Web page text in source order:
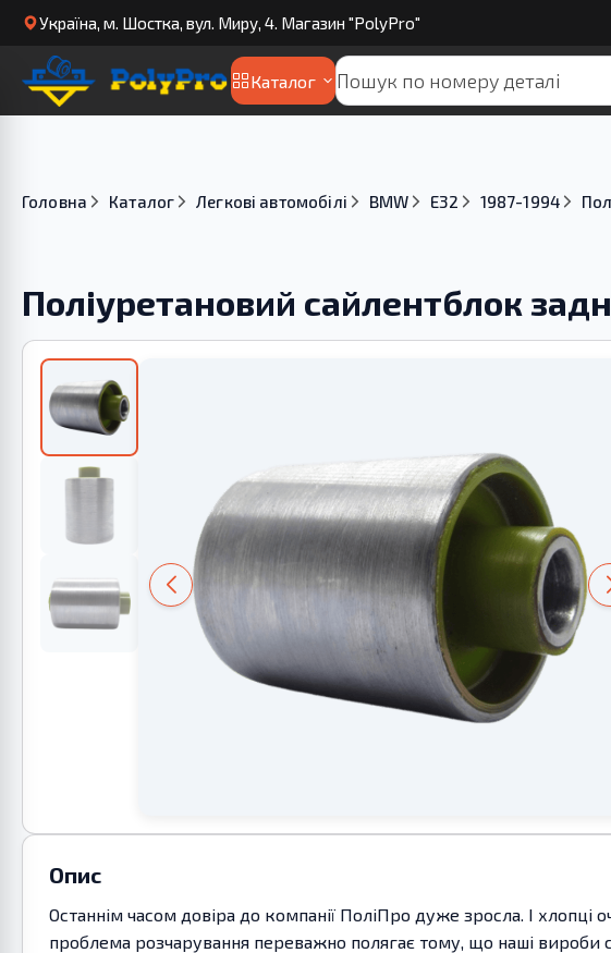
Українa, м. Шостка, вул. Миру, 4. Магазин "PolyPro"
Каталог
Головна Каталог Легкові автомобілі BMW E32 1987-1994
Поліуретановий сайлентблок
Опис
Останнім часом довіра до компанії ПоліПро дуже зросла. І хлопці
проблема розчарування переважно полягає тому, що наші вироби